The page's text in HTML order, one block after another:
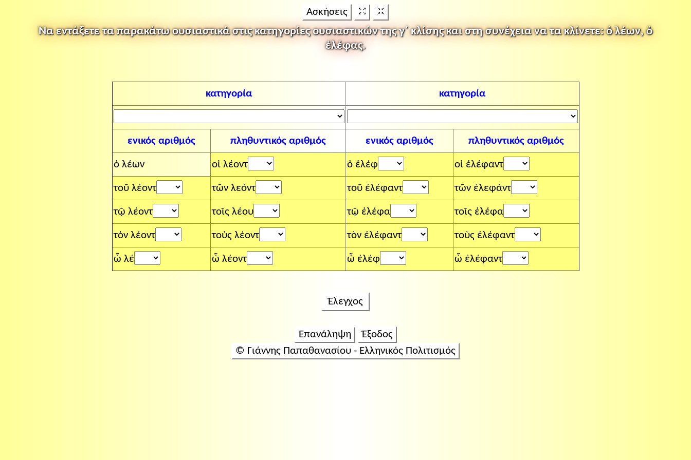
Ασκήσεις
Να εντάξετε τα παρακάτω ουσιαστικά στις κατηγορίες ουσιαστικών της γ΄ κλίσης και στη συνέχεια να τα κλίνετε: ὁ λέων, ὁ
ἐλέφας.
κατηγορία κατηγορία
ενικός αριθμός πληθυντικός αριθμός ενικός αριθμός πληθυντικός αριθμός
ὁ λέων οἱ λέοντ ὁ ἐλέφ οἱ ἐλέφαντ
τοῦ λέοντ τῶν λεόντ τοῦ ἐλέφαντ τῶν ἐλεφάντ
τῷ λέοντ τοῖς λέου τῷ ἐλέφα τοῖς ἐλέφα
τὸν λέοντ τοὺς λέοντ τὸν ἐλέφαντ τοὺς ἐλέφαντ
ὦ λέ ὦ λέοντ ὦ ἐλέφ ὦ ἐλέφαντ
Έλεγχος
Επανάληψη
Έξοδος
© Γιάννης Παπαθανασίου - Ελληνικός Πολιτισμός